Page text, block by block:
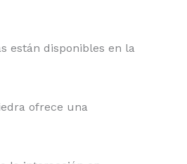
están disponibles en la
ofrece una